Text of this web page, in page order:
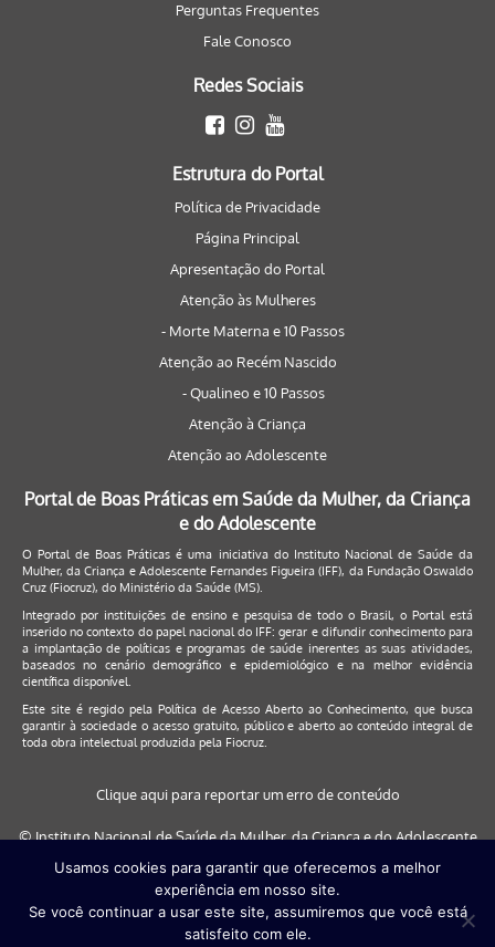
Perguntas Frequentes
Fale Conosco
Redes Sociais
Estrutura do Portal
Política de Privacidade
Página Principal
Apresentação do Portal
Atenção às Mulheres
- Morte Materna e 10 Passos
Atenção ao Recém Nascido
- Qualineo e 10 Passos
Atenção à Criança
Atenção ao Adolescente
Portal de Boas Práticas em Saúde da Mulher, da Criança
e do Adolescente
O Portal de Boas Práticas é uma iniciativa do Instituto Nacional de Saúde da
Mulher, da Criança e Adolescente Fernandes Figueira (IFF), da Fundação Oswaldo
Cruz (Fiocruz), do Ministério da Saúde (MS).
Integrado por instituições de ensino e pesquisa de todo o Brasil, o Portal está
inserido no contexto do papel nacional do IFF: gerar e difundir conhecimento para
a implantação de políticas e programas de saúde inerentes as suas atividades,
baseados no cenário demográfico e epidemiológico e na melhor evidência
científica disponível.
Este site é regido pela Política de Acesso Aberto ao Conhecimento, que busca
garantir à sociedade o acesso gratuito, público e aberto ao conteúdo integral de
toda obra intelectual produzida pela Fiocruz.
Clique aqui para reportar um erro de conteúdo
© Instituto Nacional de Saúde da Mulher, da Criança e do Adolescente
Este site será melhor visualizado nos navegadores: Google Chrome (a
partir da versão 30) | Internet Explorer (a partir da versão 9) | FireFox (
a partir da versão 29)
Usamos cookies para garantir que oferecemos a melhor
experiência em nosso site.
Se você continuar a usar este site, assumiremos que você está
satisfeito com ele.